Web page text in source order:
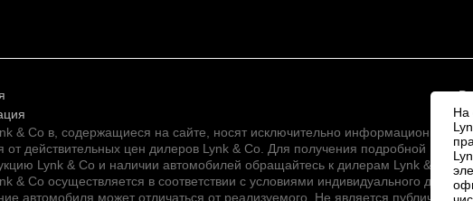
На
& Co в, содержащиеся на сайте, носят исключительно информационный
от действительных цен дилеров Lynk & Co. Для получения подробной
Lynk & Co и наличии автомобилей обращайтесь к дилерам Lynk & Co.
Co осуществляется в соответствии с условиями индивидуального
автомобиля может отличаться от реализуемого. Не является публичной